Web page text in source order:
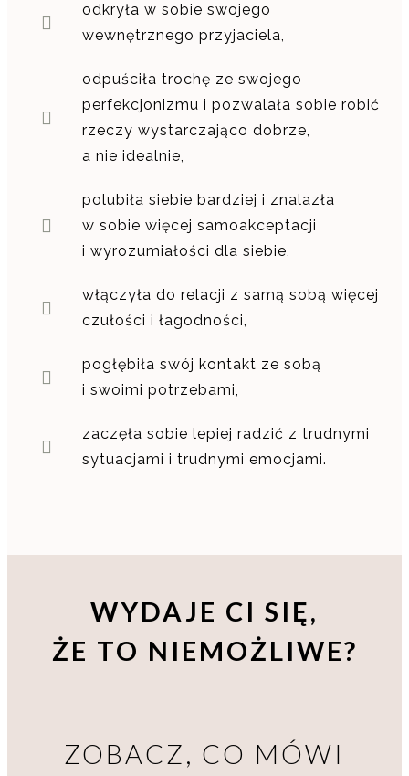
odkryła w sobie swojego
wewnętrznego przyjaciela,
odpuściła trochę ze swojego
perfekcjonizmu i pozwalała sobie robić
rzeczy wystarczająco dobrze,
a nie idealnie,
polubiła siebie bardziej i znalazła
w sobie więcej samoakceptacji
i wyrozumiałości dla siebie,
włączyła do relacji z samą sobą więcej
czułości i łagodności,
pogłębiła swój kontakt ze sobą
i swoimi potrzebami,
zaczęła sobie lepiej radzić z trudnymi
sytuacjami i trudnymi emocjami.
WYDAJE CI SIĘ,
ŻE TO NIEMOŻLIWE?
ZOBACZ, CO MÓWI